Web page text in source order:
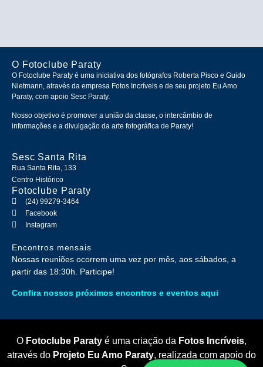
O Fotoclube Paraty
O Fotoclube Paraty é uma iniciativa dos fotógrafos Roberta Pisco e Guido
Nietmann, através da empresa Fotos Incríveis e de seu projeto Eu Amo
Paraty, com apoio Sesc Paraty.
Nosso objetivo é promover a união da classe, o intercâmbio de
informações e a divulgação da arte fotográfica de Paraty!
Sesc Santa Rita
Rua Santa Rita, 133
Centro Histórico
Fotoclube Paraty
(24) 99279-3464
Facebook
Instagram
Encontros mensais
Nossas reuniões ocorrem uma vez por mês, aos sábados, a
partir das 18:30h. Participe!
Confira nossos próximos encontros e eventos aqui
O Fotoclube Paraty é uma criação da Fotos Incríveis,
através do Projeto Eu Amo Paraty, realizada com apoio do